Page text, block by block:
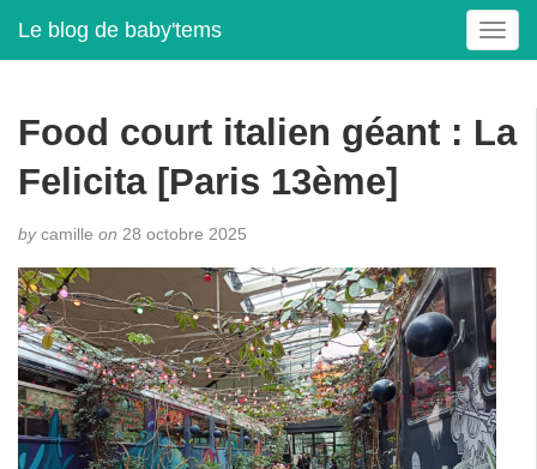
Le blog de baby'tems
T
o
l
i
g
a
t
i
o
n
Food court italien géant : La
Felicita [Paris 13ème]
bycamille on 28 octobre 2025